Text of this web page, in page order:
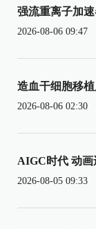
强流重离子加
2026-08-06 09:47
造血干细胞移
2026-08-06 02:30
AIGC时代 动画
2026-08-05 09:33